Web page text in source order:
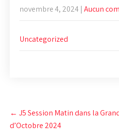
novembre 4, 2024 | Aucun
Uncategorized
Post
navigation
← J5 Session Matin dans la
d’Octobre 2024